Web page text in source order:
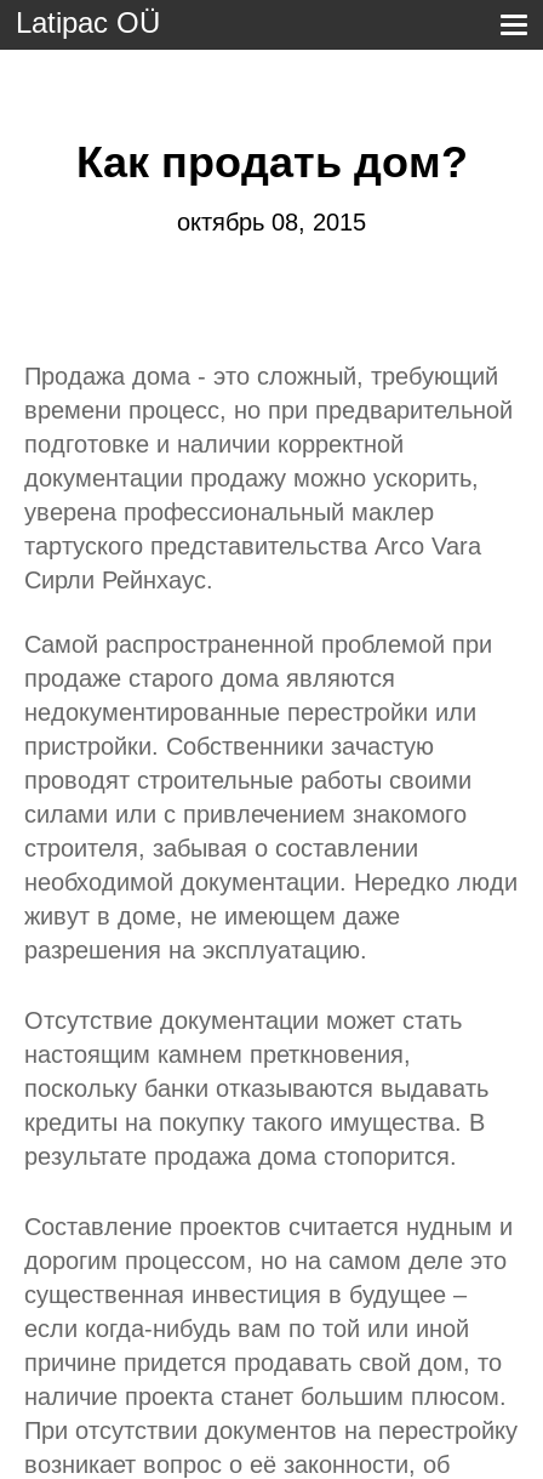
Latipac OÜ
Как продать дом?
октябрь 08, 2015
Продажа дома - это сложный, требующий
времени процесс, но при предварительной
подготовке и наличии корректной
документации продажу можно ускорить,
уверена профессиональный маклер
тартуского представительства Arco Vara
Сирли Рейнхаус.
Самой распространенной проблемой при
продаже старого дома являются
недокументированные перестройки или
пристройки. Собственники зачастую
проводят строительные работы своими
силами или с привлечением знакомого
строителя, забывая о составлении
необходимой документации. Нередко люди
живут в доме, не имеющем даже
разрешения на эксплуатацию.
Отсутствие документации может стать
настоящим камнем преткновения,
поскольку банки отказываются выдавать
кредиты на покупку такого имущества. В
результате продажа дома стопорится.
Составление проектов считается нудным и
дорогим процессом, но на самом деле это
существенная инвестиция в будущее –
если когда-нибудь вам по той или иной
причине придется продавать свой дом, то
наличие проекта станет большим плюсом.
При отсутствии документов на перестройку
возникает вопрос о её законности, об